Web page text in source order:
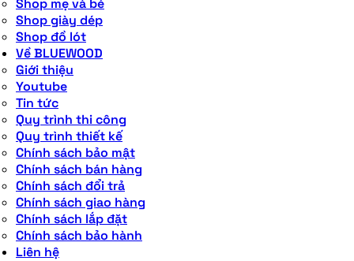
Shop mẹ và bé
Shop giày dép
Shop đồ lót
Về BLUEWOOD
Giới thiệu
Youtube
Tin tức
Quy trình thi công
Quy trình thiết kế
Chính sách bảo mật
Chính sách bán hàng
Chính sách đổi trả
Chính sách giao hàng
Chính sách lắp đặt
Chính sách bảo hành
Liên hệ